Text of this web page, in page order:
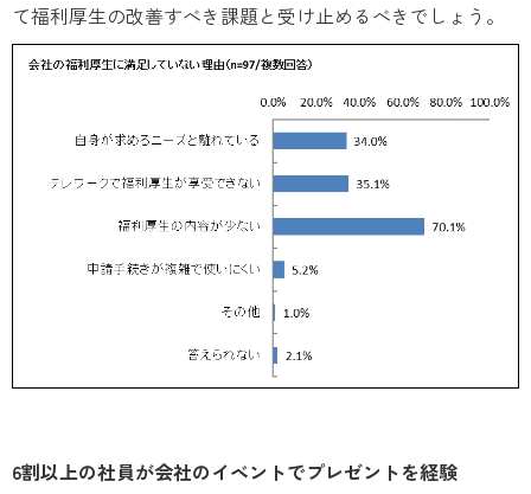
て福利厚生の改善すべき課題と受け止めるべきでしょう。
6割以上の社員が会社のイベントでプレゼントを経験